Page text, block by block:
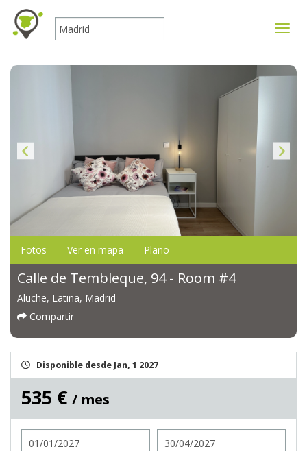
Fotos Ver en mapa Plano
Calle de Tembleque, 94 - Room #4
Aluche, Latina, Madrid
Compartir
Disponible desde Jan, 1 2027
535 € / mes